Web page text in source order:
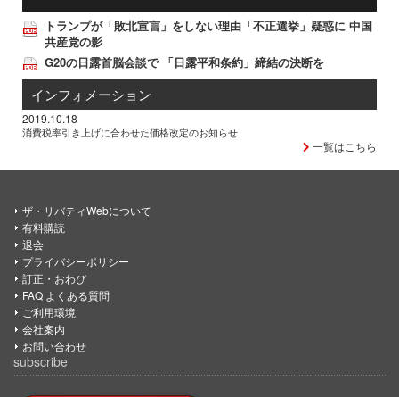
トランプが「敗北宣言」をしない理由「不正選挙」疑惑に 中国
共産党の影
G20の日露首脳会談で 「日露平和条約」締結の決断を
インフォメーション
2019.10.18
消費税率引き上げに合わせた価格改定のお知らせ
一覧はこちら
ザ・リバティWebについて
有料購読
退会
プライバシーポリシー
訂正・おわび
FAQ よくある質問
ご利用環境
会社案内
お問い合わせ
subscribe